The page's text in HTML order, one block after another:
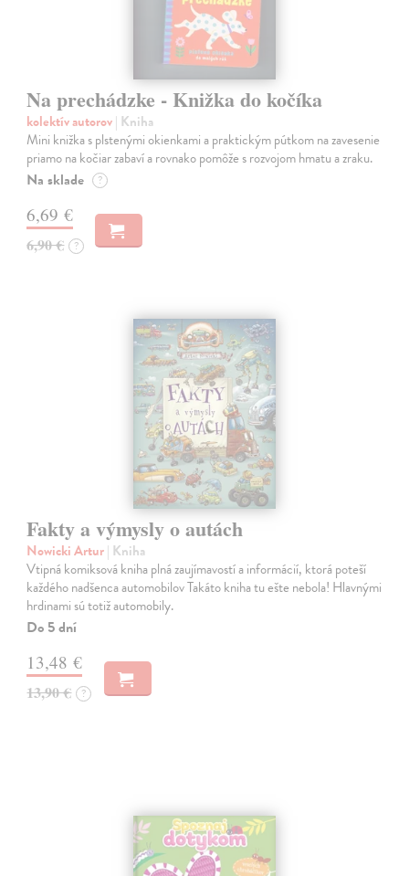
Na prechádzke - Knižka do kočíka
kolektív autorov| Kniha
Mini knižka s plstenými okienkami a praktickým pútkom na zavesenie
priamo na kočiar zabaví a rovnako pomôže s rozvojom hmatu a zraku.
Na sklade ?
6,69 €
6,90 € ?
Fakty a výmysly o autách
Nowicki Artur| Kniha
Vtipná komiksová kniha plná zaujímavostí a informácií, ktorá poteší
každého nadšenca automobilov Takáto kniha tu ešte nebola! Hlavnými
hrdinami sú totiž automobily.
Do 5 dní
13,48 €
13,90 € ?